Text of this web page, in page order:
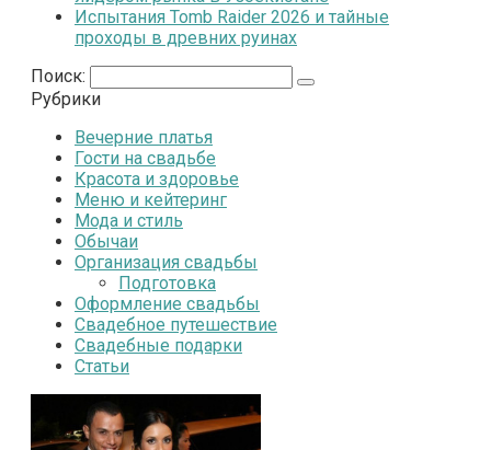
Испытания Tomb Raider 2026 и тайные
проходы в древних руинах
Поиск:
Рубрики
Вечерние платья
Гости на свадьбе
Красота и здоровье
Меню и кейтеринг
Мода и стиль
Обычаи
Организация свадьбы
Подготовка
Оформление свадьбы
Свадебное путешествие
Свадебные подарки
Статьи